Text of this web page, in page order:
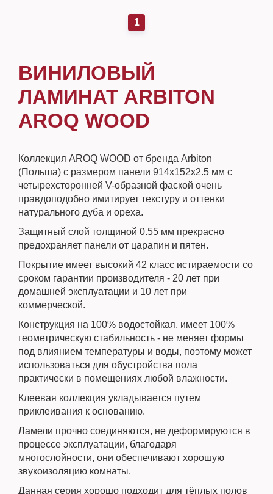
1
ВИНИЛОВЫЙ
ЛАМИНАТ ARBITON
AROQ WOOD
Коллекция AROQ WOOD от бренда Arbiton
(Польша) с размером панели 914х152х2.5 мм с
четырехсторонней V-образной фаской очень
правдоподобно имитирует текстуру и оттенки
натурального дуба и ореха.
Защитный слой толщиной 0.55 мм прекрасно
предохраняет панели от царапин и пятен.
Покрытие имеет высокий 42 класс истираемости со
сроком гарантии производителя - 20 лет при
домашней эксплуатации и 10 лет при
коммерческой.
Конструкция на 100% водостойкая, имеет 100%
геометрическую стабильность - не меняет формы
под влиянием температуры и воды, поэтому может
использоваться для обустройства пола
практически в помещениях любой влажности.
Клеевая коллекция укладывается путем
приклеивания к основанию.
Ламели прочно соединяются, не деформируются в
процессе эксплуатации, благодаря
многослойности, они обеспечивают хорошую
звукоизоляцию комнаты.
Данная серия хорошо подходит для тёплых полов